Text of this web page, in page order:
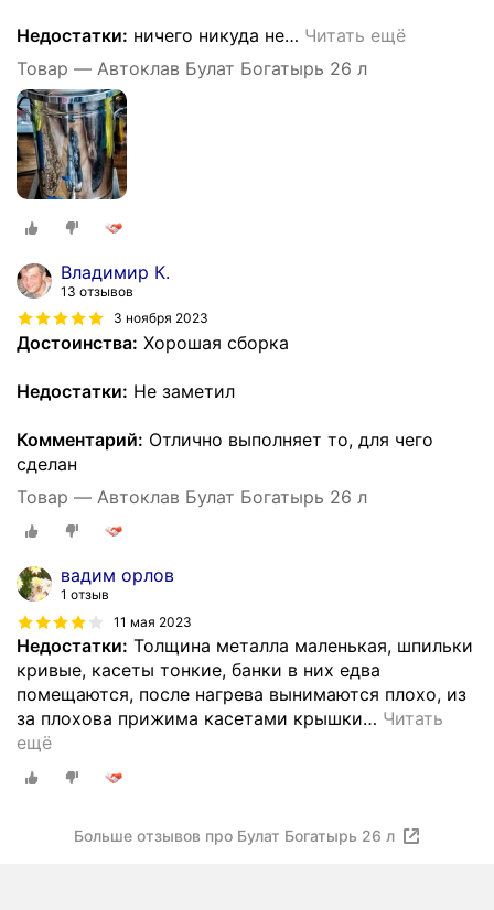
Недостатки: ничего никуда не… Читать ещё
Товар — Автоклав Булат Богатырь 26 л
Владимир К.
13 отзывов
3 ноября 2023
Достоинства: Хорошая сборка
Недостатки: Не заметил
Комментарий: Отлично выполняет то, для чего
сделан
Товар — Автоклав Булат Богатырь 26 л
вадим орлов
1 отзыв
11 мая 2023
Недостатки: Толщина металла маленькая, шпильки
кривые, касеты тонкие, банки в них едва
помещаются, после нагрева вынимаются плохо, из
за плохова прижима касетами крышки… Читать
ещё
Больше отзывов про Булат Богатырь 26 л